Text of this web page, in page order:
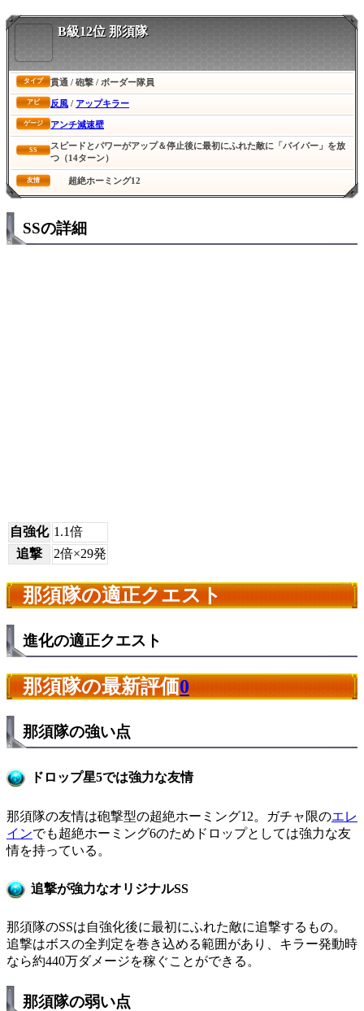
B級12位 那須隊
タイプ 貫通 / 砲撃 / ボーダー隊員
アビ 反風 / アップキラー
ゲージ アンチ減速壁
SS
スピードとパワーがアップ＆停止後に最初にふれた敵に「バイパー」を放
つ（14ターン）
友情 超絶ホーミング12
SSの詳細
自強化 1.1倍
追撃
2倍×29発
那須隊の適正クエスト
進化の適正クエスト
那須隊の最新評価0
那須隊の強い点
ドロップ星5では強力な友情
那須隊の友情は砲撃型の超絶ホーミング12。ガチャ限のエレ
インでも超絶ホーミング6のためドロップとしては強力な友
情を持っている。
追撃が強力なオリジナルSS
那須隊のSSは自強化後に最初にふれた敵に追撃するもの。
追撃はボスの全判定を巻き込める範囲があり、キラー発動時
なら約440万ダメージを稼ぐことができる。
那須隊の弱い点